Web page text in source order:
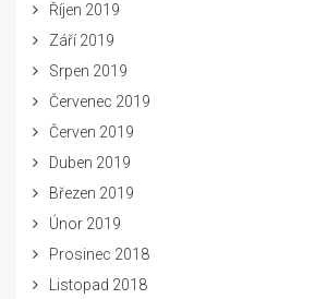
Říjen 2019
Září 2019
Srpen 2019
Červenec 2019
Červen 2019
Duben 2019
Březen 2019
Únor 2019
Prosinec 2018
Listopad 2018